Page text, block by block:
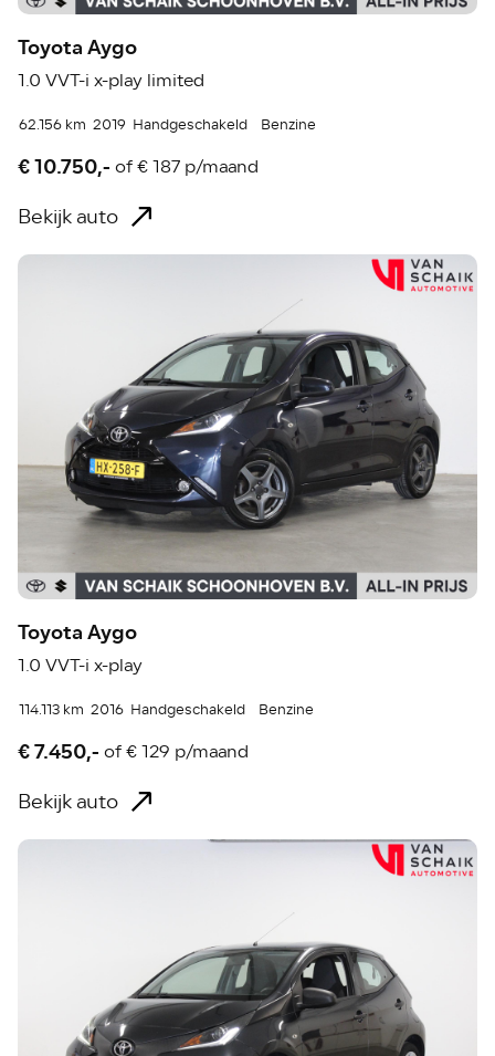
Toyota Aygo
1.0 VVT-i x-play limited
62.156 km 2019 Handgeschakeld Benzine
€ 10.750,- of€ 187 p/maand
Bekijk auto
Toyota Aygo
1.0 VVT-i x-play
114.113 km 2016 Handgeschakeld Benzine
€ 7.450,- of€ 129 p/maand
Bekijk auto